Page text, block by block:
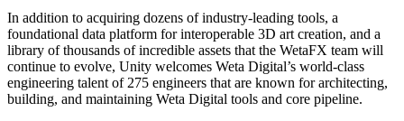
Conecte jogadores com os jogos certos
Anuncie com o Unity
Monetize com o Unity
Casos de uso
Jogos de dispositivos móveis
Crie e faça crescer sucessos móveis com o Unity
Blog
Atualizações, informações e dicas técnicas
Notícias
Notícias, histórias e centro de imprensa
Certificações
Prove sua maestria em Unity
In addition to acquiring dozens of industry-leading tools, a
foundational data platform for interoperable 3D art creation, and a
library of thousands of incredible assets that the WetaFX team will
continue to evolve, Unity welcomes Weta Digital’s world-class
engineering talent of 275 engineers that are known for architecting,
building, and maintaining Weta Digital tools and core pipeline.